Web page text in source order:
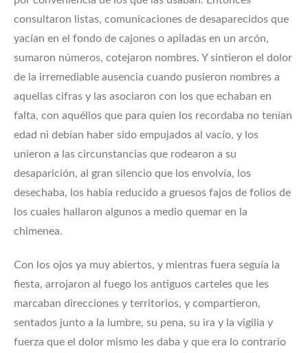
consultaron listas, comunicaciones de desaparecidos que
yacían en el fondo de cajones o apiladas en un arcón,
sumaron números, cotejaron nombres. Y sintieron el dolor
de la irremediable ausencia cuando pusieron nombres a
aquellas cifras y las asociaron con los que echaban en
falta, con aquéllos que para quien los recordaba no tenían
edad ni debían haber sido empujados al vacío, y los
unieron a las circunstancias que rodearon a su
desaparición, al gran silencio que los envolvía, los
desechaba, los había reducido a gruesos fajos de folios de
los cuales hallaron algunos a medio quemar en la
chimenea.
Con los ojos ya muy abiertos, y mientras fuera seguía la
fiesta, arrojaron al fuego los antiguos carteles que les
marcaban direcciones y territorios, y compartieron,
sentados junto a la lumbre, su pena, su ira y la vigilia y
fuerza que el dolor mismo les daba y que era lo contrario